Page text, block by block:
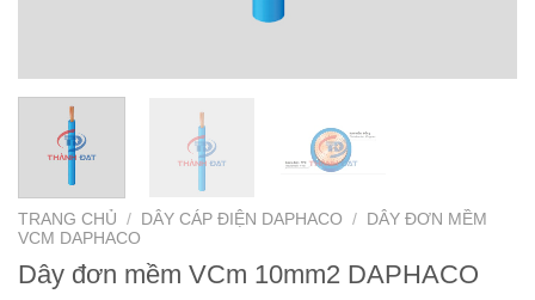
TRANG CHỦ / DÂY CÁP ĐIỆN DAPHACO /
DÂY ĐƠN MỀM
VCM DAPHACO
Dây đơn mềm VCm 10mm2 DAPHACO